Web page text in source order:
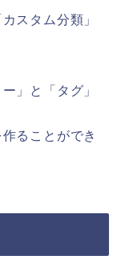
スタム分類」
」と「タグ」
ることができ